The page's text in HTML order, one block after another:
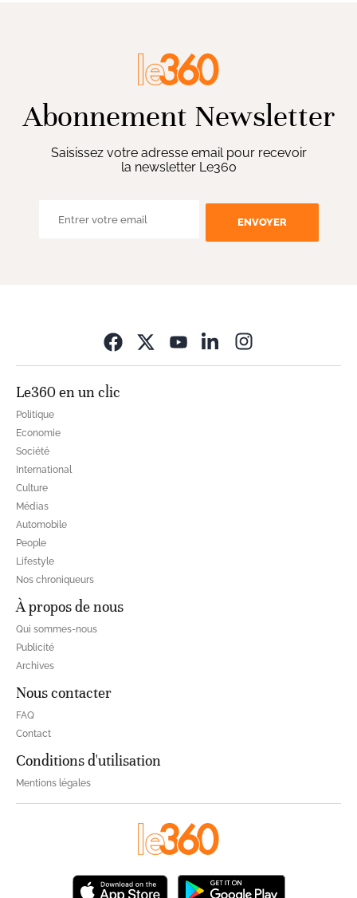
Abonnement Newsletter
Saisissez votre adresse email pour recevoir
la newsletter Le360
ENVOYER
Le360 en un clic
Politique
Economie
Société
International
Culture
Médias
Automobile
People
Lifestyle
Nos chroniqueurs
À propos de nous
Qui sommes-nous
Publicité
Archives
Nous contacter
FAQ
Contact
Conditions d'utilisation
Mentions légales